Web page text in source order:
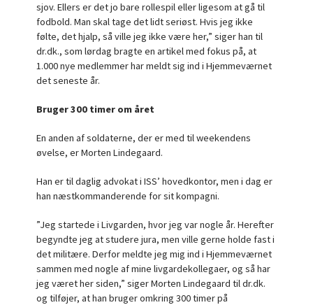
sjov. Ellers er det jo bare rollespil eller ligesom at gå til
fodbold. Man skal tage det lidt seriøst. Hvis jeg ikke
følte, det hjalp, så ville jeg ikke være her,” siger han til
dr.dk., som lørdag bragte en artikel med fokus på, at
1.000 nye medlemmer har meldt sig ind i Hjemmeværnet
det seneste år.
Bruger 300 timer om året
En anden af soldaterne, der er med til weekendens
øvelse, er Morten Lindegaard.
Han er til daglig advokat i ISS’ hovedkontor, men i dag er
han næstkommanderende for sit kompagni.
”Jeg startede i Livgarden, hvor jeg var nogle år. Herefter
begyndte jeg at studere jura, men ville gerne holde fast i
det militære. Derfor meldte jeg mig ind i Hjemmeværnet
sammen med nogle af mine livgardekollegaer, og så har
jeg været her siden,” siger Morten Lindegaard til dr.dk.
og tilføjer, at han bruger omkring 300 timer på